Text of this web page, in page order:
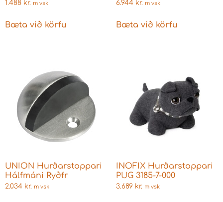
1.488 kr. m vsk
Bæta við körfu
6.944 kr. m vsk
Bæta við körfu
UNION Hurðarstoppari
Hálfmáni Ryðfr
2.034 kr. m vsk
INOFIX Hurðarstoppari
PUG 3185-7-000
3.689 kr. m vsk